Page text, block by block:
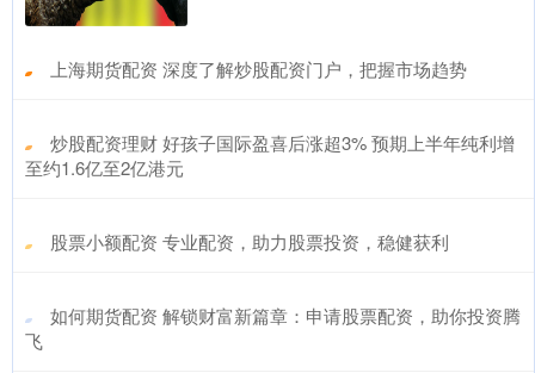
​上海期货配资 深度了解炒股配资门户，把握市场趋势
​炒股配资理财 好孩子国际盈喜后涨超3% 预期上半年纯利增
至约1.6亿至2亿港元
​股票小额配资 专业配资，助力股票投资，稳健获利
​如何期货配资 解锁财富新篇章：申请股票配资，助你投资腾
飞